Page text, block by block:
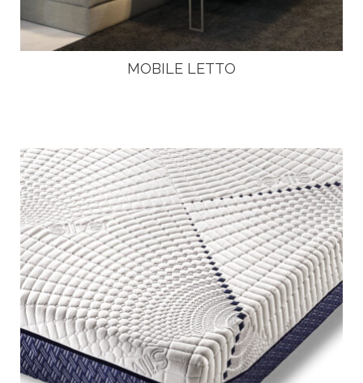
MOBILE LETTO